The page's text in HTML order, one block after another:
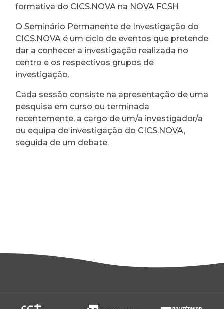
formativa do CICS.NOVA na NOVA FCSH
O Seminário Permanente de Investigação do
CICS.NOVA é um ciclo de eventos que pretende
dar a conhecer a investigação realizada no
centro e os respectivos grupos de
investigação.
Cada sessão consiste na apresentação de uma
pesquisa em curso ou terminada
recentemente, a cargo de um/a investigador/a
ou equipa de investigação do CICS.NOVA,
seguida de um debate.